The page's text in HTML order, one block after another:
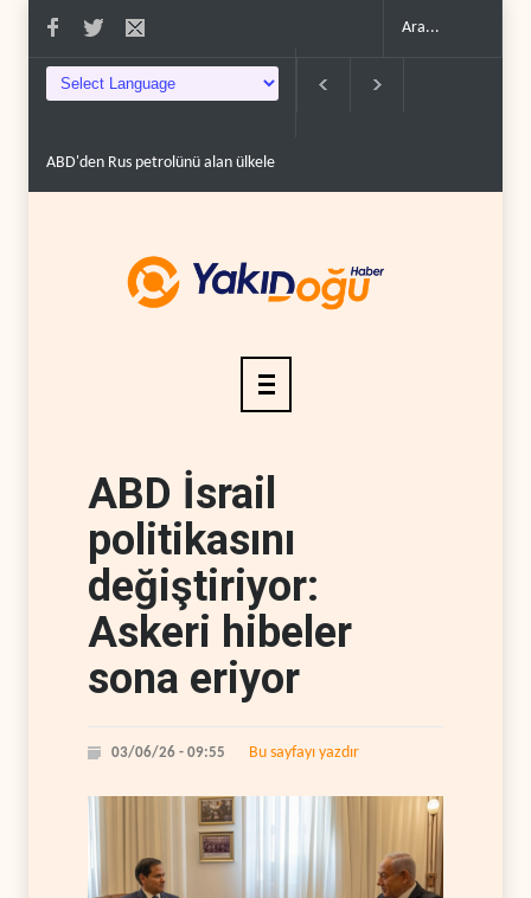
ABD'den Rus petrolünü alan ülkelere yüzde 100'e varan g�..
ABD İsrail
politikasını
değiştiriyor:
Askeri hibeler
sona eriyor
03/06/26 - 09:55 Bu sayfayı yazdır